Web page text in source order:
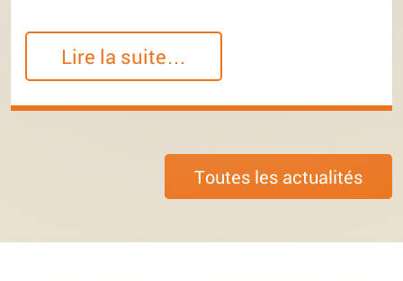
Lire la suite…
Toutes les actualités